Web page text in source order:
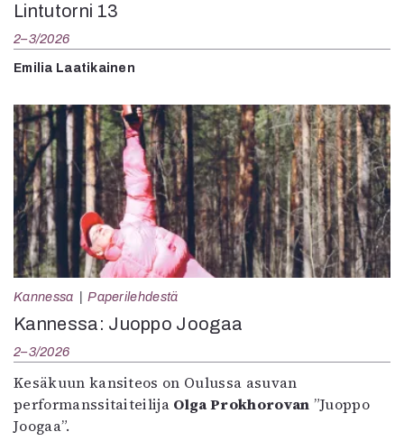
Lintutorni 13
2–3/2026
Emilia Laatikainen
Kannessa Paperilehdestä
Kannessa: Juoppo Joogaa
2–3/2026
Kesäkuun kansiteos on Oulussa asuvan
performanssitaiteilija Olga Prokhorovan ”Juoppo
Joogaa”.